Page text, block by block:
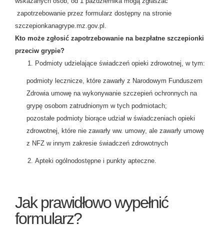
zapotrzebowanie przez formularz dostępny na stronie
szczepionkanagrype.mz.gov.pl.
Kto może zgłosić zapotrzebowanie na bezpłatne szczepionki
przeciw grypie?
Podmioty udzielające świadczeń opieki zdrowotnej, w tym:
podmioty lecznicze, które zawarły z Narodowym Funduszem
Zdrowia umowę na wykonywanie szczepień ochronnych na
grypę osobom zatrudnionym w tych podmiotach;
pozostałe podmioty biorące udział w świadczeniach opieki
zdrowotnej, które nie zawarły ww. umowy, ale zawarły umowę
z NFZ w innym zakresie świadczeń zdrowotnych
Apteki ogólnodostępne i punkty apteczne.
Jak prawidłowo wypełnić
formularz?